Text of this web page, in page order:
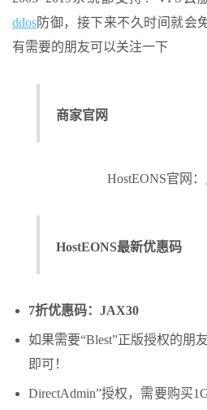
ddos防御，接下来不久时间就会
有需要的朋友可以关注一下
商家官网
HostEONS官网
HostEONS最新优惠码
7折优惠码：JAX30
如果需要“Blest”正版授权的朋
即可！
DirectAdmin”授权，需要购买